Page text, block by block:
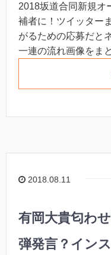
2018坂道合同新規オ
補者に！ツイッター
がるための応募だと
一連の流れ画像をま
2018.08.11
有岡大貴匂わ
弾発言？イン